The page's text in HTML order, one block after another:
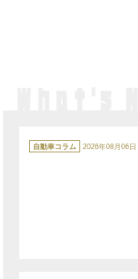
テ
ゴ
自動車コラム 2026年08月06日